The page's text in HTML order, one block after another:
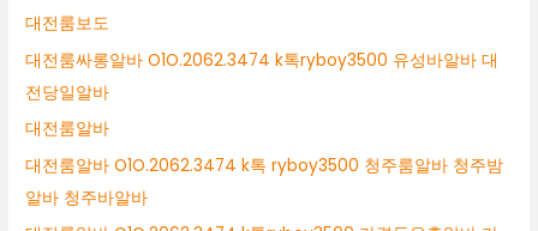
대전룸보도
대전룸싸롱알바 O1O.2062.3474 k톡ryboy3500 유성바알바 대
전당일알바
대전룸알바
대전룸알바 O1O.2062.3474 k톡 ryboy3500 청주룸알바 청주밤
알바 청주바알바